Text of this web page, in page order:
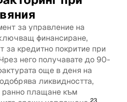
за управление на
финансиране,
за кредитно покритие при
него получавате до 90-
още в деня на
ликвидността,
ранно плащане към